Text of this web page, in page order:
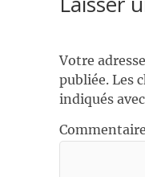
Votre
publiée. Les
indiqués avec
Commentaire